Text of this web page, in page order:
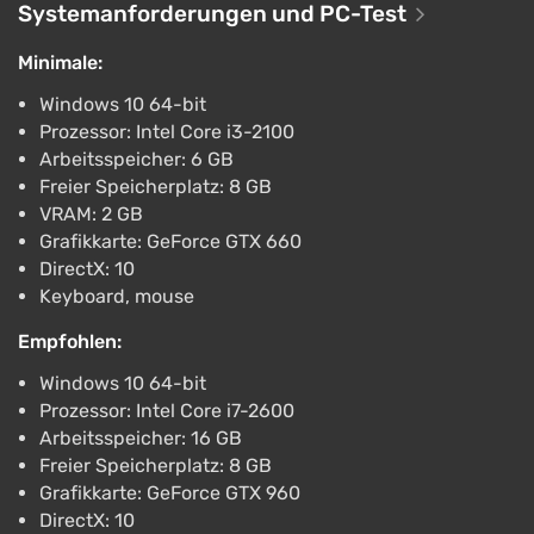
Boosted
PC
Moonlight Peaks (PC) [Rest of the world]
[Digital Deluxe]
€33
-15% mit dem Promocode happysale
Boosted
PC
Difmark 3.4 87 Bewertungen
Moonlight Peaks (PC) [Europe] [Standard]
€34 €35
-2%
-15% mit dem Promocode happysale
Boosted
PC
Difmark 3.487 Bewertungen Promo-Codes
Systemanforderungen und PC-Test
Minimale:
Windows 10 64-bit
Prozessor: Intel Core i3-2100
Arbeitsspeicher: 6 GB
Freier Speicherplatz: 8 GB
VRAM: 2 GB
Grafikkarte: GeForce GTX 660
DirectX: 10
Keyboard, mouse
Empfohlen:
Windows 10 64-bit
Prozessor: Intel Core i7-2600
Arbeitsspeicher: 16 GB
Freier Speicherplatz: 8 GB
Grafikkarte: GeForce GTX 960
DirectX: 10